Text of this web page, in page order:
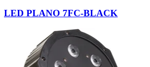
LED PLANO 7FC-BLACK